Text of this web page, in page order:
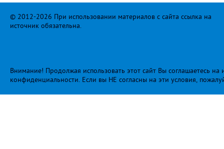
© 2012-2026 При использовании материалов с сайта ссылка на
источник обязательна.
Внимание! Продолжая использовать этот сайт Вы соглашаетесь
конфиденциальности . Если вы НЕ согласны на эти условия,